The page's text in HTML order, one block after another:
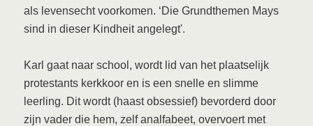
als levensecht voorkomen. ‘Die Grundthemen Mays
sind in dieser Kindheit angelegt'.
Karl gaat naar school, wordt lid van het plaatselijk
protestants kerkkoor en is een snelle en slimme
leerling. Dit wordt (haast obsessief) bevorderd door
zijn vader die hem, zelf analfabeet, overvoert met